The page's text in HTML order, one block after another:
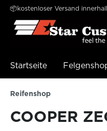
springen Zur
📦kostenloser Versand
Startseite
Reifenshop
COOPER